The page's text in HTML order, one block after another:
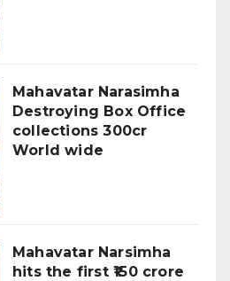
Mahavatar Narasimha
Destroying Box Office
collections 300cr
World wide
Mahavatar Narsimha
hits the first ₹150 crore